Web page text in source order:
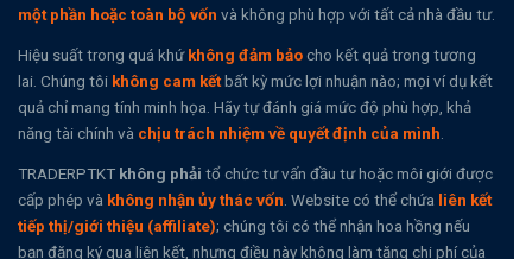
một phần hoặc toàn bộ vốn và không phù hợp với tất cả nhà đầu tư.
Hiệu suất trong quá khứkhông đảm bảocho kết quả trong tương
lai. Chúng tôi không cam kếtbất kỳ mức lợi nhuận nào; mọi ví dụ kết
quả chỉ mang tính minh họa. Hãy tự đánh giá mức độ phù hợp, khả
năng tài chính và chịu trách nhiệm về quyết định của mình.
TRADERPTKT không phải tổ chức tư vấn đầu tư hoặc môi giới được
cấp phép và không nhận ủy thác vốn. Website có thể chứa liên kết
tiếp thị/giới thiệu (affiliate); chúng tôi có thể nhận hoa hồng nếu
bạn đăng ký qua liên kết, nhưng điều này không làm tăng chi phí của